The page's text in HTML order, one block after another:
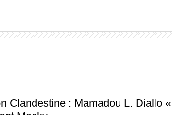
Clandestine : Mamadou L. Diallo